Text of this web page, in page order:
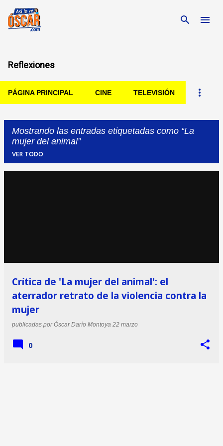
Reflexiones
PÁGINA PRINCIPAL CINE TELEVISIÓN
Mostrando las entradas etiquetadas como La
mujer del animal
VER TODO
Crítica de 'La mujer del animal': el
aterrador retrato de la violencia contra la
mujer
publicadas porÓscar Darío Montoya 22 marzo
0